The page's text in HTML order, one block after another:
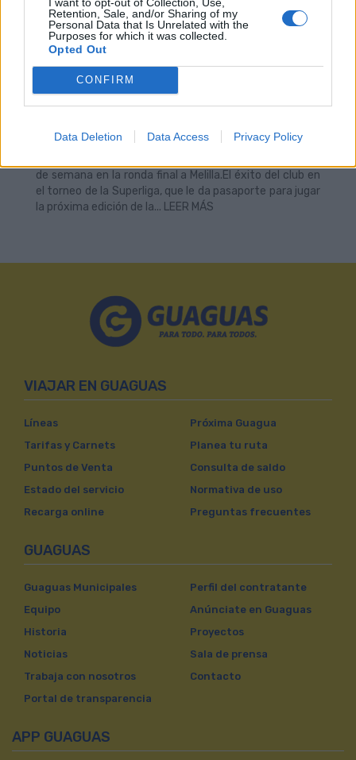
Retention, Sale, and/or Sharing of my
Personal Data that Is Unrelated with the
Purposes for which it was collected.
Opted Out
CONFIRM
Data Deletion Data Access Privacy Policy
Guaguas Municipales
22/05/2026
El presidente de Guaguas Municipales y concejal de
Transporte Público Colectivo, Pedro Quevedo, recibió
este viernes a los jugadores, técnicos y directivos del
Club Voleibol Guaguas en la sede central de la compañía
Superliga 2025-26. El equipo de voleibol brindó a los
trabajadores de la empresa municipal de transporte su
de semana en la ronda final a Melilla.El éxito del club en
el torneo de la Superliga, que le da pasaporte para jugar
la próxima edición de la... LEER MÁS
VIAJAR EN GUAGUAS
Líneas
Tarifas y Carnets
Puntos de Venta
Estado del servicio
Recarga online
Próxima Guagua
Planea tu ruta
Consulta de saldo
Normativa de uso
Preguntas frecuentes
GUAGUAS
Guaguas Municipales
Equipo
Historia
Noticias
Trabaja con nosotros
Portal de transparencia
Perfil del contratante
Anúnciate en Guaguas
Proyectos
Sala de prensa
Contacto
APP GUAGUAS